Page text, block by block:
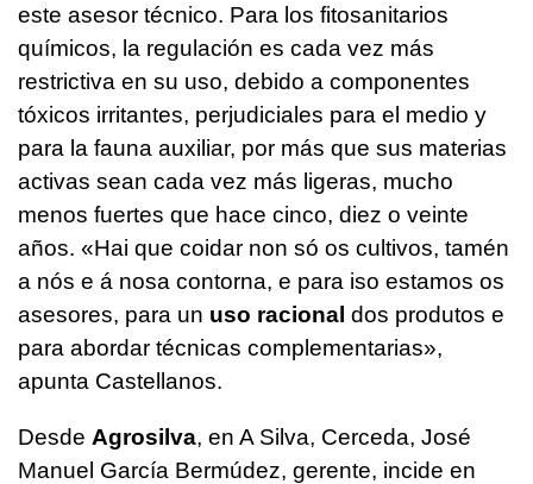
este asesor técnico. Para los fitosanitarios
químicos, la regulación es cada vez más
restrictiva en su uso, debido a componentes
tóxicos irritantes, perjudiciales para el medio y
para la fauna auxiliar, por más que sus materias
activas sean cada vez más ligeras, mucho
menos fuertes que hace cinco, diez o veinte
años. «Hai que coidar non só os cultivos, tamén
a nós e á nosa contorna, e para iso estamos os
asesores, para un uso racional dos produtos e
para abordar técnicas complementarias»,
apunta Castellanos.
Desde Agrosilva, en A Silva, Cerceda, José
Manuel García Bermúdez, gerente, incide en